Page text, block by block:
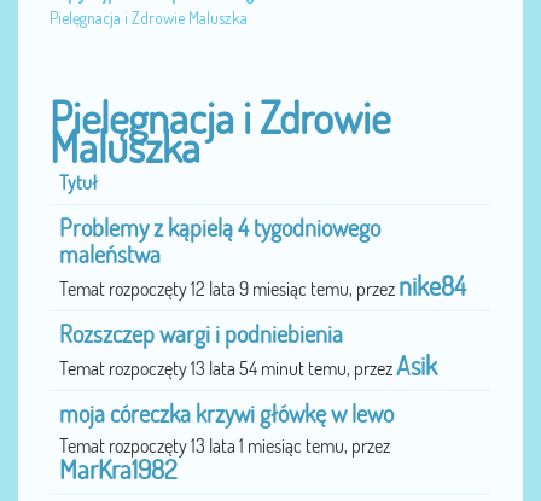
Pielęgnacja i Zdrowie Maluszka
Pielęgnacja i Zdrowie
Maluszka
Tytuł
Problemy z kąpielą 4 tygodniowego
maleństwa
Temat rozpoczęty 12 lata 9 miesiąc temu, przez nike84
Rozszczep wargi i podniebienia
Temat rozpoczęty 13 lata 54 minut temu, przezAsik
moja córeczka krzywi główkę w lewo
Temat rozpoczęty 13 lata 1 miesiąc temu, przez
MarKra1982